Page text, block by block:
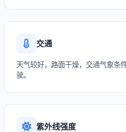
交通
天气较好，路面干燥，交通气象条
驶。
紫外线强度